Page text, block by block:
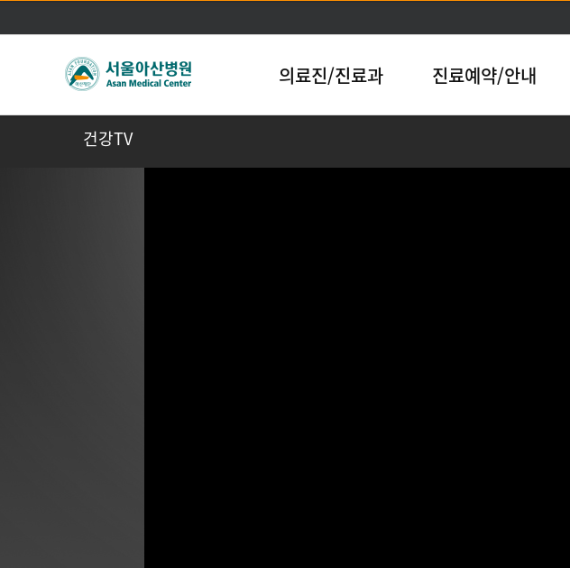
의료진/진료과 진료예약/안내
건강TV